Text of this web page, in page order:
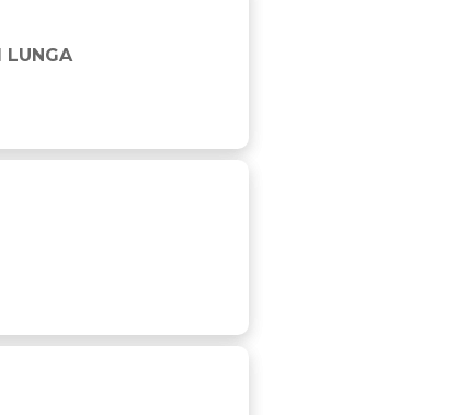
LUNGA